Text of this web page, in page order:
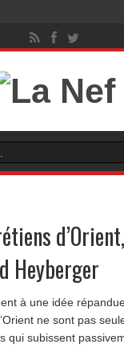
Heyberger
à une idée
ne sont pas
qui subissent